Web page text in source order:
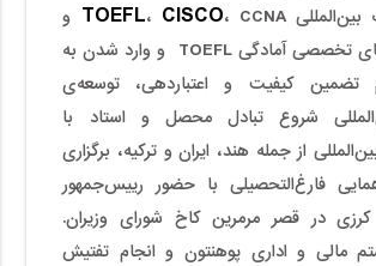
بین‌المللی
TOEFL، CISCO
، CCNA و
برگزاری دوره­‌های تخصصی آمادگی TOEFL و وارد شدن به
تضمین کیفیت و اعتباردهی، توسعه‌ی
شروع تبادل محصل و استاد با
از جمله هند، ایران و ترکیه، برگزاری
فارغ‌التحصیلی با حضور رییس‌جمهور
در قصر مرمرین کاخ شورای وزیران.
مالی و اداری پوهنتون و انجام تفتیش